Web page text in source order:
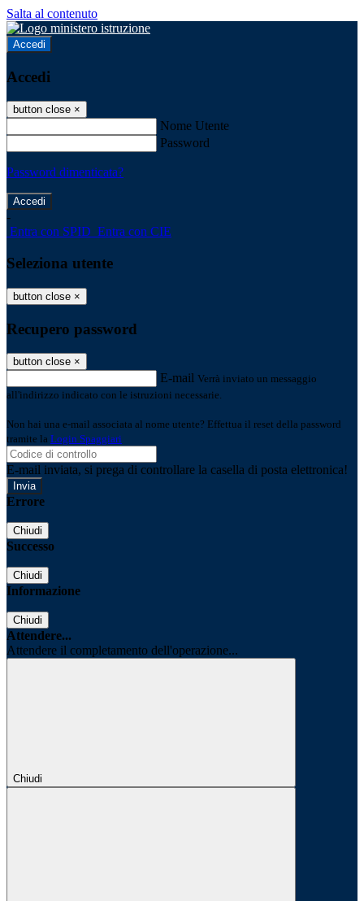
Salta al contenuto
Accedi
Accedi
button close ×
Nome Utente
Password
Password dimenticata?
-
Entra con SPID Entra con CIE
Seleziona utente
button close ×
Recupero password
button close ×
E-mail Verrà inviato un messaggio
all'indirizzo indicato con le istruzioni necessarie.
Non hai una e-mail associata al nome utente? Effettua il reset della password
tramite la Login Spaggiari
E-mail inviata, si prega di controllare la casella di posta elettronica!
Errore
Chiudi
Successo
Chiudi
Informazione
Chiudi
Attendere...
Attendere il completamento dell'operazione...
Chiudi